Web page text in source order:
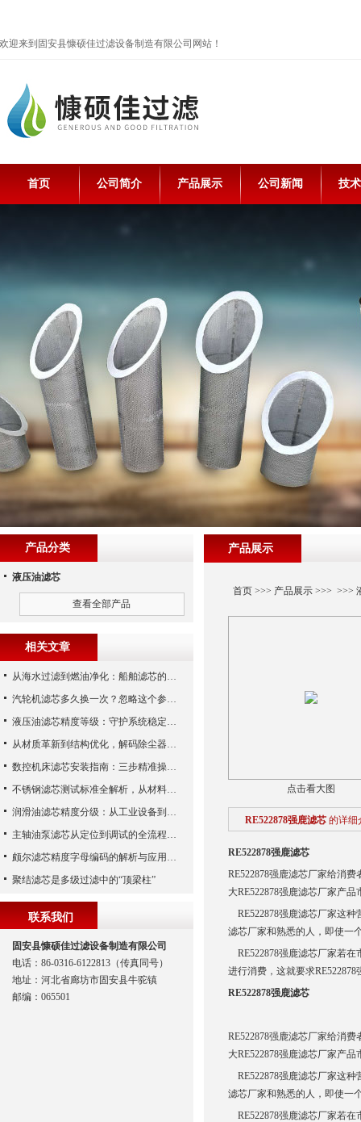
欢迎来到固安县慷硕佳过滤设备制造有限公司网站！
首页 公司简介 产品展示 公司新闻 技
产品展示
首页>>> 产品展示>>> >>>
点击看大图
RE522878强鹿滤芯 的详细
RE522878强鹿滤芯
RE522878强鹿滤芯厂家给消
大RE522878强鹿滤芯厂家产
RE522878强鹿滤芯厂家这种
滤芯厂家和熟悉的人，即使一
RE522878强鹿滤芯厂家若
进行消费，这就要求
RE522878强鹿滤芯
RE522878强鹿滤芯厂家给消
大RE522878强鹿滤芯厂家产
RE522878强鹿滤芯厂家这种
滤芯厂家和熟悉的人，即使一
RE522878强鹿滤芯厂家若
产品分类
液压油滤芯
查看全部产品
相关文章
从海水过滤到燃油净化：船舶滤芯的多场景应用解析
汽轮机滤芯多久换一次？忽略这个参数，机组非停损失可能上百万！
液压油滤芯精度等级：守护系统稳定与寿命的“微米标尺”
从材质革新到结构优化，解码除尘器滤芯性能跃升的核心逻辑
数控机床滤芯安装指南：三步精准操作，杜绝设备“亚健康”
不锈钢滤芯测试标准全解析，从材料性能到应用场景的严苛验证
润滑油滤芯精度分级：从工业设备到精密系统的过滤密码
主轴油泵滤芯从定位到调试的全流程解析
颇尔滤芯精度字母编码的解析与应用指南
聚结滤芯是多级过滤中的“顶梁柱”
联系我们
固安县慷硕佳过滤设备制造有限公司
电话：86-0316-6122813（传真同号）
地址：河北省廊坊市固安县牛驼镇
邮编：065501